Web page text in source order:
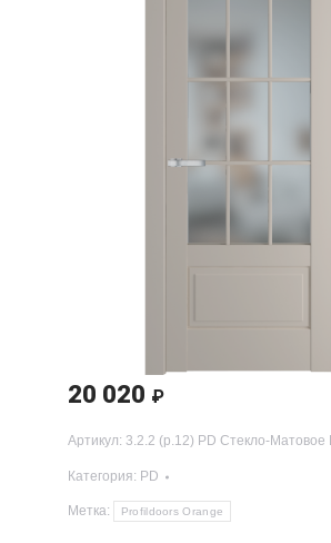
20 020 ₽
Артикул: 3.2.2 (р.12) PD Стекло-Матовое
Категория: PD
Метка: Profildoors Orange